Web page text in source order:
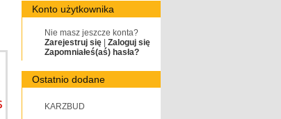
Konto użytkownika
Nie masz jeszcze konta?
Zarejestruj się
Zaloguj się
Zapomniałeś(aś) hasła?
Ostatnio dodane
KARZBUD